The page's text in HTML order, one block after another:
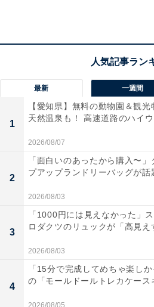
編集担当・矢野（以下、矢野）
したか3年ぶりの韓国は。
ゆりこ：意外と雰囲気自体は変
感想。新型コロナウイルスの騒
相変わらず街はワイワイ活気が
同士気にせず鍋を囲んでいて。
のはシステムやサービスの変化で
：以前はパスポートだけで
前手続きが必要なんですっけ。
ゆりこ：はい。出発の72時間前
渡航許可証をオンライン申請す
申請して許可が下りれば2年間
最新 一週間
1
【愛知県】無料の動物園＆観
天然温泉も！ 高速道路のハイウ
2026/08/07
2
「面白いのあったから購入〜
プアップランドリーバッグが話
2026/08/03
3
「1000円には見えなかった」
ロダクツのリュックが「高見え
2026/08/03
4
「15分で完成してめちゃ楽し
の「モールドールトレカケース
2026/08/05